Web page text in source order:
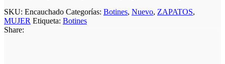
SKU: Encauchado Categorías: Botines, Nuevo, ZAPATOS,
MUJER Etiqueta: Botines
Share: